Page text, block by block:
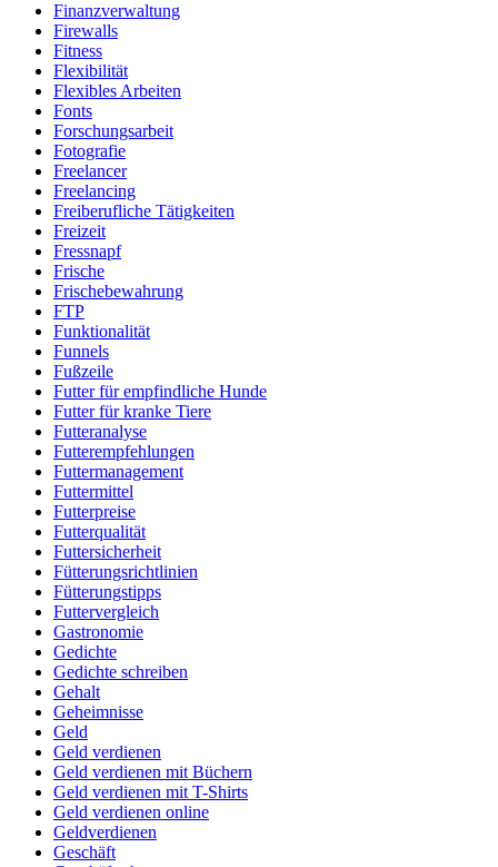
Finanzverwaltung
Firewalls
Fitness
Flexibilität
Flexibles Arbeiten
Fonts
Forschungsarbeit
Fotografie
Freelancer
Freelancing
Freiberufliche Tätigkeiten
Freizeit
Fressnapf
Frische
Frischebewahrung
FTP
Funktionalität
Funnels
Fußzeile
Futter für empfindliche Hunde
Futter für kranke Tiere
Futteranalyse
Futterempfehlungen
Futtermanagement
Futtermittel
Futterpreise
Futterqualität
Futtersicherheit
Fütterungsrichtlinien
Fütterungstipps
Futtervergleich
Gastronomie
Gedichte
Gedichte schreiben
Gehalt
Geheimnisse
Geld
Geld verdienen
Geld verdienen mit Büchern
Geld verdienen mit T-Shirts
Geld verdienen online
Geldverdienen
Geschäft